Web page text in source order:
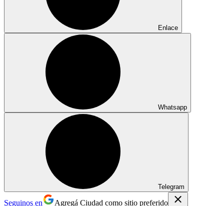
Enlace
Whatsapp
Telegram
Seguinos en Agregá Ciudad como sitio preferido